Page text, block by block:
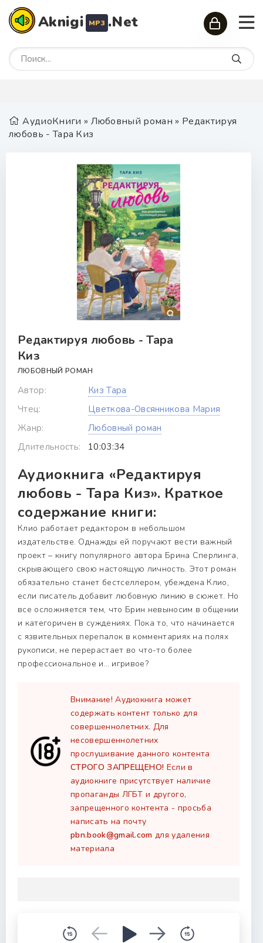
Aknigi MP3 .Net
АудиоКниги » Любовный роман » Редактируя
любовь - Тара Киз
Редактируя любовь - Тара
Киз
ЛЮБОВНЫЙ РОМАН
Автор:
Киз Тара
Чтец:
Цветкова-Овсянникова Мария
Жанр:
Любовный роман
Длительность:
10:03:34
Аудиокнига «Редактируя
любовь - Тара Киз». Краткое
содержание книги:
Клио работает редактором в небольшом
издательстве. Однажды ей поручают вести важный
проект – книгу популярного автора Брина Сперлинга,
скрывающего свою настоящую личность. Этот роман
обязательно станет бестселлером, убеждена Клио,
если писатель добавит любовную линию в сюжет. Но
все осложняется тем, что Брин невыносим в общении
и категоричен в суждениях. Пока то, что начинается
с язвительных перепалок в комментариях на полях
рукописи, не перерастает во что-то более
профессиональное и… игривое?
Внимание! Аудиокнига может
содержать контент только для
совершеннолетних. Для
несовершеннолетних
прослушивание данного контента
СТРОГО ЗАПРЕЩЕНО! Если в
аудиокниге присутствует наличие
пропаганды ЛГБТ и другого,
запрещенного контента - просьба
написать на почту
pbn.book@gmail.com для удаления
материала